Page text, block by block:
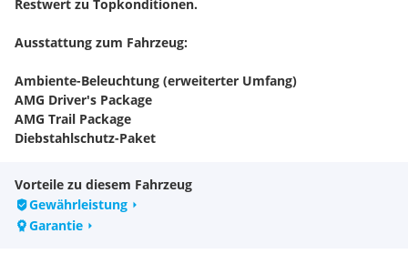
Restwert zu Topkonditionen.
Ausstattung zum Fahrzeug:
Ambiente-Beleuchtung (erweiterter Umfang)
AMG Driver's Package
AMG Trail Package
Diebstahlschutz-Paket
Entertainment-System im Fond (2 Bildschirme)
Fahrassistenz-Paket
Frontscheibe heizbar
G Manufaktur Interieur Plus
Vorteile zu diesem Fahrzeug
Gewährleistung
Garantie